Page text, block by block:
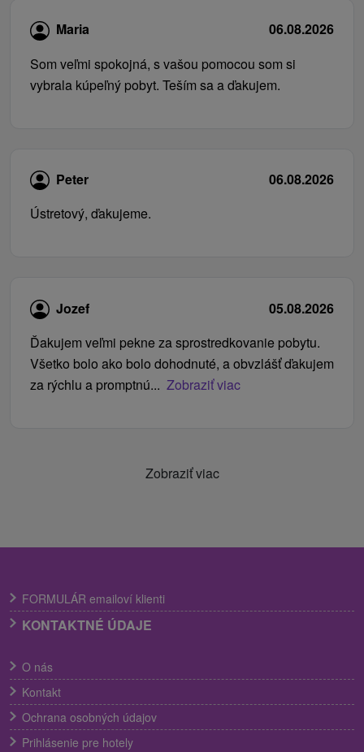
Maria
06.08.2026
Som veľmi spokojná, s vašou pomocou som si
vybrala kúpeľný pobyt. Teším sa a ďakujem.
Peter
06.08.2026
Ústretový, ďakujeme.
Jozef
05.08.2026
Ďakujem veľmi pekne za sprostredkovanie pobytu.
Všetko bolo ako bolo dohodnuté, a obvzlášť ďakujem
za rýchlu a promptnú... Zobraziť viac
Zobraziť viac
FORMULÁR emailoví klienti
KONTAKTNÉ ÚDAJE
O nás
Kontakt
Ochrana osobných údajov
Prihlásenie pre hotely